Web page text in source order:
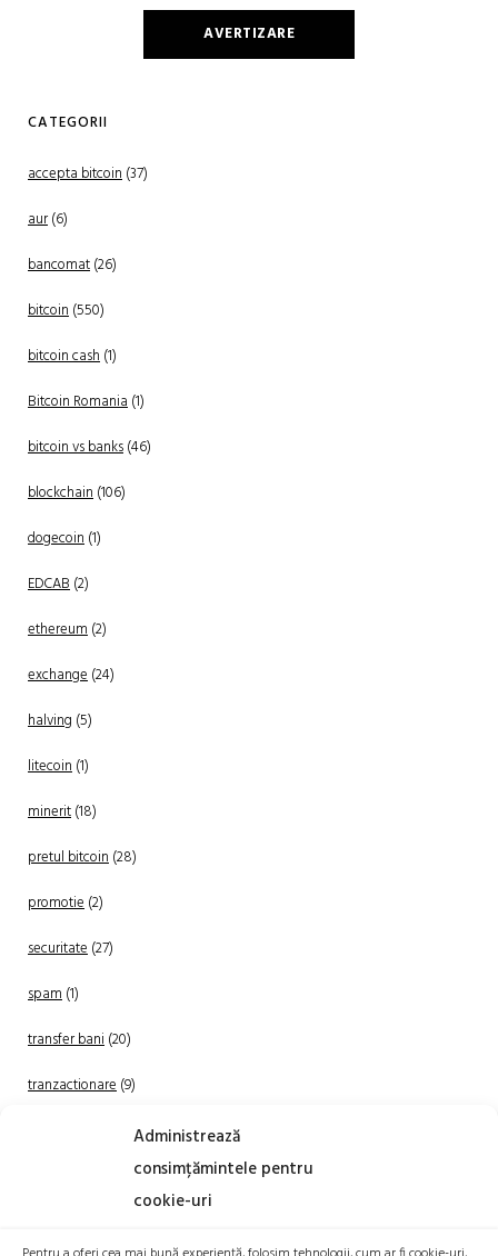
Administrează
consimțămintele pentru
cookie-uri
AVERTIZARE
CATEGORII
accepta bitcoin(37)
aur(6)
bancomat(26)
bitcoin(550)
bitcoin cash(1)
Bitcoin Romania(1)
bitcoin vs banks(46)
blockchain(106)
dogecoin(1)
EDCAB(2)
ethereum(2)
exchange(24)
halving (5)
litecoin(1)
minerit(18)
pretul bitcoin(28)
promotie(2)
securitate(27)
spam(1)
transfer bani(20)
tranzactionare(9)
(20)